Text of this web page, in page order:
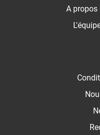
A propos